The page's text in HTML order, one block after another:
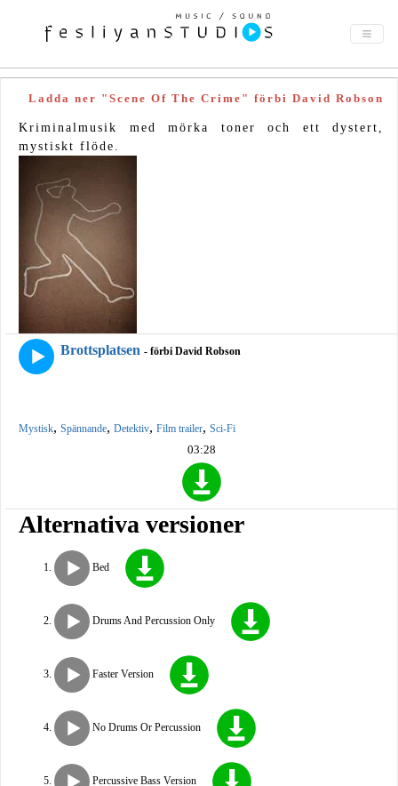
Ladda ner "Scene Of The Crime" förbi David Robson
Kriminalmusik med mörka toner och ett dystert,
mystiskt flöde.
Brottsplatsen - förbi David Robson
Mystisk, Spännande, Detektiv, Film trailer, Sci-Fi
03:28
Alternativa versioner
Bed
Drums And Percussion Only
Faster Version
No Drums Or Percussion
Percussive Bass Version